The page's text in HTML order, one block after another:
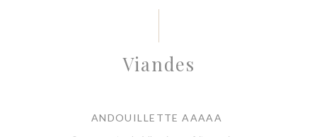
Viandes
ANDOUILLETTE AAAAA